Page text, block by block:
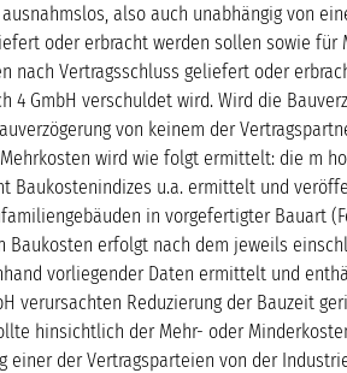
also auch unabhängig von
oder erbracht werden sollen sowie
Vertragsschluss geliefert oder
GmbH verschuldet wird. Wird die
von keinem der
wird wie folgt ermittelt: die m
u.a. ermittelt und
in vorgefertigter Bauart
erfolgt nach dem jeweils
vorliegender Daten ermittelt und
verursachten Reduzierung der Bauzeit
hinsichtlich der Mehr- oder
der Vertragsparteien von der